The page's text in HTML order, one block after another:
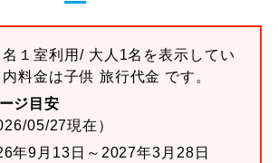
１室利用/ 大人1名を表示してい
料金は子供 旅行代金 です。
ジ目安
05/27現在）
年9月13日～2027年3月28日